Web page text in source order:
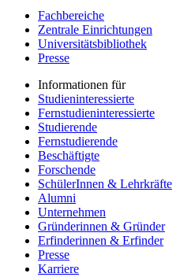
Fachbereiche
Zentrale Einrichtungen
Universitätsbibliothek
Presse
Informationen für
Studieninteressierte
Fernstudieninteressierte
Studierende
Fernstudierende
Beschäftigte
Forschende
SchülerInnen & Lehrkräfte
Alumni
Unternehmen
Gründerinnen & Gründer
Erfinderinnen & Erfinder
Presse
Karriere